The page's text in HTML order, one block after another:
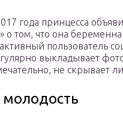
года принцесса
о том, что она
пользователь
выкладывает
не скрывает
молодость